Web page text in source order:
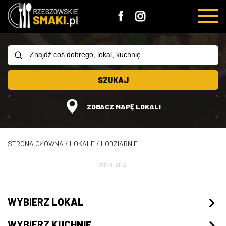
SZUKAJ
ZOBACZ MAPĘ LOKALI
STRONA GŁÓWNA / LOKALE / LODZIARNIE
REKLAMA
WYBIERZ LOKAL